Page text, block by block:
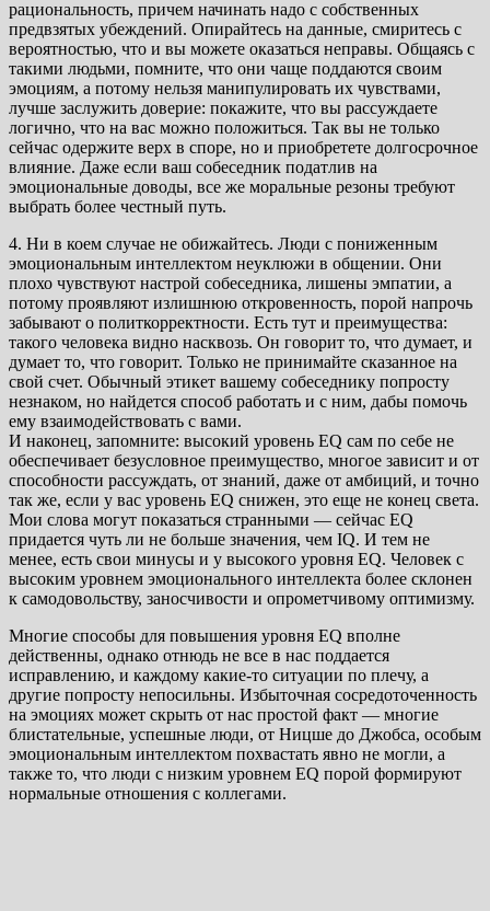
рациональность, причем начинать надо с собственных
предвзятых убеждений. Опирайтесь на данные, смиритесь с
вероятностью, что и вы можете оказаться неправы. Общаясь с
такими людьми, помните, что они чаще поддаются своим
эмоциям, а потому нельзя манипулировать их чувствами,
лучше заслужить доверие: покажите, что вы рассуждаете
логично, что на вас можно положиться. Так вы не только
сейчас одержите верх в споре, но и приобретете долгосрочное
влияние. Даже если ваш собеседник податлив на
эмоциональные доводы, все же моральные резоны требуют
выбрать более честный путь.
4. Ни в коем случае не обижайтесь. Люди с пониженным
эмоциональным интеллектом неуклюжи в общении. Они
плохо чувствуют настрой собеседника, лишены эмпатии, а
потому проявляют излишнюю откровенность, порой напрочь
забывают о политкорректности. Есть тут и преимущества:
такого человека видно насквозь. Он говорит то, что думает, и
думает то, что говорит. Только не принимайте сказанное на
свой счет. Обычный этикет вашему собеседнику попросту
незнаком, но найдется способ работать и с ним, дабы помочь
ему взаимодействовать с вами.
И наконец, запомните: высокий уровень EQ сам по себе не
обеспечивает безусловное преимущество, многое зависит и от
способности рассуждать, от знаний, даже от амбиций, и точно
так же, если у вас уровень EQ снижен, это еще не конец света.
Мои слова могут показаться странными — сейчас EQ
придается чуть ли не больше значения, чем IQ. И тем не
менее, есть свои минусы и у высокого уровня EQ. Человек с
высоким уровнем эмоционального интеллекта более склонен
к самодовольству, заносчивости и опрометчивому оптимизму.
Многие способы для повышения уровня EQ вполне
действенны, однако отнюдь не все в нас поддается
исправлению, и каждому какие-то ситуации по плечу, а
другие попросту непосильны. Избыточная сосредоточенность
на эмоциях может скрыть от нас простой факт — многие
блистательные, успешные люди, от Ницше до Джобса, особым
эмоциональным интеллектом похвастать явно не могли, а
также то, что люди с низким уровнем EQ порой формируют
нормальные отношения с коллегами.